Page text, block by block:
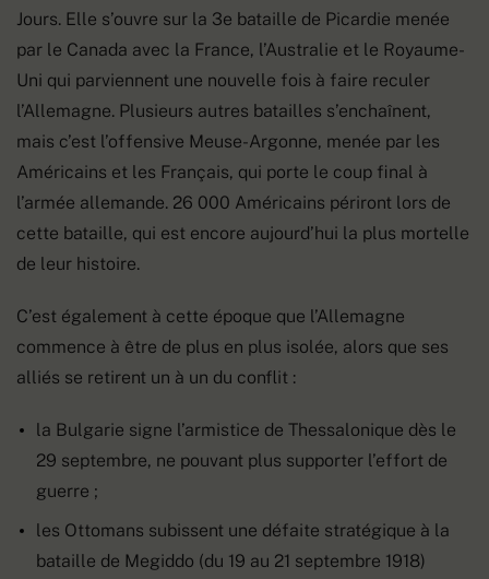
Jours. Elle s’ouvre sur la 3e bataille de Picardie menée
par le Canada avec la France, l’Australie et le Royaume-
Uni qui parviennent une nouvelle fois à faire reculer
l’Allemagne. Plusieurs autres batailles s’enchaînent,
mais c’est l’offensive Meuse-Argonne, menée par les
Américains et les Français, qui porte le coup final à
l’armée allemande. 26 000 Américains périront lors de
cette bataille, qui est encore aujourd’hui la plus mortelle
de leur histoire.
C’est également à cette époque que l’Allemagne
commence à être de plus en plus isolée, alors que ses
alliés se retirent un à un du conflit :
la Bulgarie signe l’armistice de Thessalonique dès le
29 septembre, ne pouvant plus supporter l’effort de
guerre ;
les Ottomans subissent une défaite stratégique à la
bataille de Megiddo (du 19 au 21 septembre 1918)